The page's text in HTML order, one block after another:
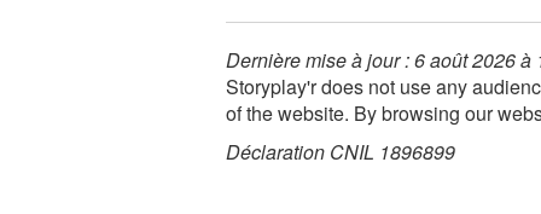
Dernière mise à jour : 6 août 2026 à
Storyplay'r does not use any
of the website. By browsing our
Déclaration CNIL 1896899